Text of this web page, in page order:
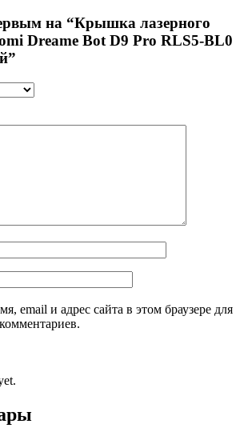
на “Крышка лазерного
Dreame Bot D9 Pro RLS5-BL0
email и адрес сайта в этом браузере для